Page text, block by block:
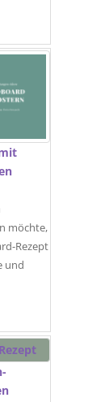
möchte,
Rezept
und